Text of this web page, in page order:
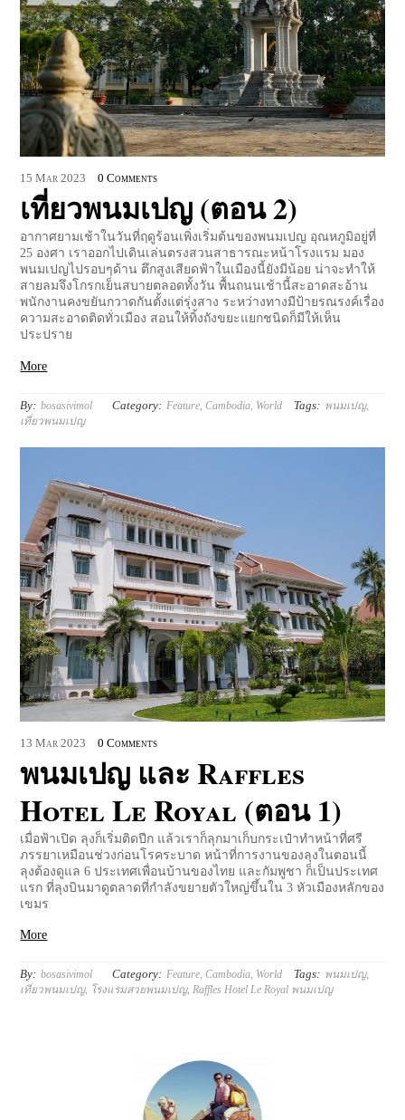
15 Mar 2023 0 Comments
เที่ยวพนมเปญ (ตอน 2)
อากาศยามเช้าในวันที่ฤดูร้อนเพิ่งเริ่มต้นของพนมเปญ อุณหภูมิอยู่ที่
25 องศา เราออกไปเดินเล่นตรงสวนสาธารณะหน้าโรงแรม มอง
พนมเปญไปรอบๆด้าน ตึกสูงเสียดฟ้าในเมืองนี้ยังมีน้อย น่าจะทำให้
สายลมจึงโกรกเย็นสบายตลอดทั้งวัน พื้นถนนเช้านี้สะอาดสะอ้าน
พนักงานคงขยันกวาดกันตั้งแต่รุ่งสาง ระหว่างทางมีป้ายรณรงค์เรื่อง
ความสะอาดติดทั่วเมือง สอนให้ทิ้งถังขยะแยกชนิดก็มีให้เห็น
ประปราย
More
By: bosasivimol Category: Feature,Cambodia, World Tags: พนมเปญ,
เที่ยวพนมเปญ
13 Mar 2023 0 Comments
พนมเปญ และ Raffles
Hotel Le Royal (ตอน 1)
เมื่อฟ้าเปิด ลุงก็เริ่มติดปีก แล้วเราก็ลุกมาเก็บกระเป๋าทำหน้าที่ศรี
ภรรยาเหมือนช่วงก่อนโรคระบาด หน้าที่การงานของลุงในตอนนี้
ลุงต้องดูแล 6 ประเทศเพื่อนบ้านของไทย และกัมพูชา ก็เป็นประเทศ
แรก ที่ลุงบินมาดูตลาดที่กำลังขยายตัวใหญ่ขึ้นใน 3 หัวเมืองหลักของ
เขมร
More
By: bosasivimol Category: Feature,Cambodia, World Tags: พนมเปญ,
เที่ยวพนมเปญ, โรงแรมสวยพนมเปญ,Raffles Hotel Le Royal พนมเปญ